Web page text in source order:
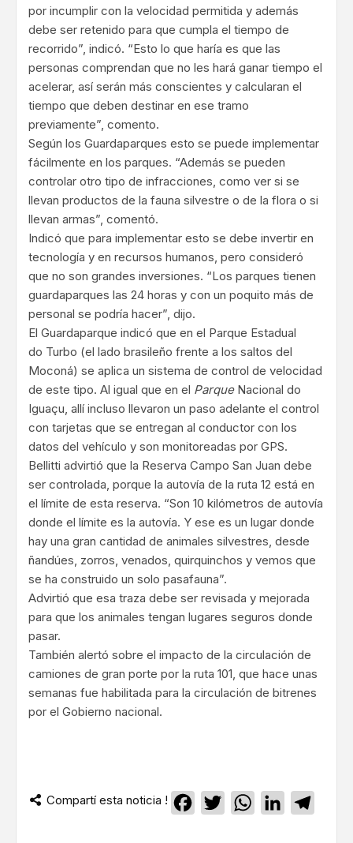
por incumplir con la velocidad permitida y además
debe ser retenido para que cumpla el tiempo de
recorrido”, indicó. “Esto lo que haría es que las
personas comprendan que no les hará ganar tiempo el
acelerar, así serán más conscientes y calcularan el
tiempo que deben destinar en ese tramo
previamente”, comento.
Según los Guardaparques esto se puede implementar
fácilmente en los parques. “Además se pueden
controlar otro tipo de infracciones, como ver si se
llevan productos de la fauna silvestre o de la flora o si
llevan armas”, comentó.
Indicó que para implementar esto se debe invertir en
tecnología y en recursos humanos, pero consideró
que no son grandes inversiones. “Los parques tienen
guardaparques las 24 horas y con un poquito más de
personal se podría hacer”, dijo.
El Guardaparque indicó que en el Parque Estadual
do Turbo (el lado brasileño frente a los saltos del
Moconá) se aplica un sistema de control de velocidad
de este tipo. Al igual que en el ParqueNacional do
Iguaçu, allí incluso llevaron un paso adelante el control
con tarjetas que se entregan al conductor con los
datos del vehículo y son monitoreadas por GPS.
Bellitti advirtió que la Reserva Campo San Juan debe
ser controlada, porque la autovía de la ruta 12 está en
el límite de esta reserva. “Son 10 kilómetros de autovía
donde el límite es la autovía. Y ese es un lugar donde
hay una gran cantidad de animales silvestres, desde
ñandúes, zorros, venados, quirquinchos y vemos que
se ha construido un solo pasafauna”.
Advirtió que esa traza debe ser revisada y mejorada
para que los animales tengan lugares seguros donde
pasar.
También alertó sobre el impacto de la circulación de
camiones de gran porte por la ruta 101, que hace unas
semanas fue habilitada para la circulación de bitrenes
por el Gobierno nacional.
Compartí esta noticia ! Facebook
TwitterWhatsApp
LinkedIn